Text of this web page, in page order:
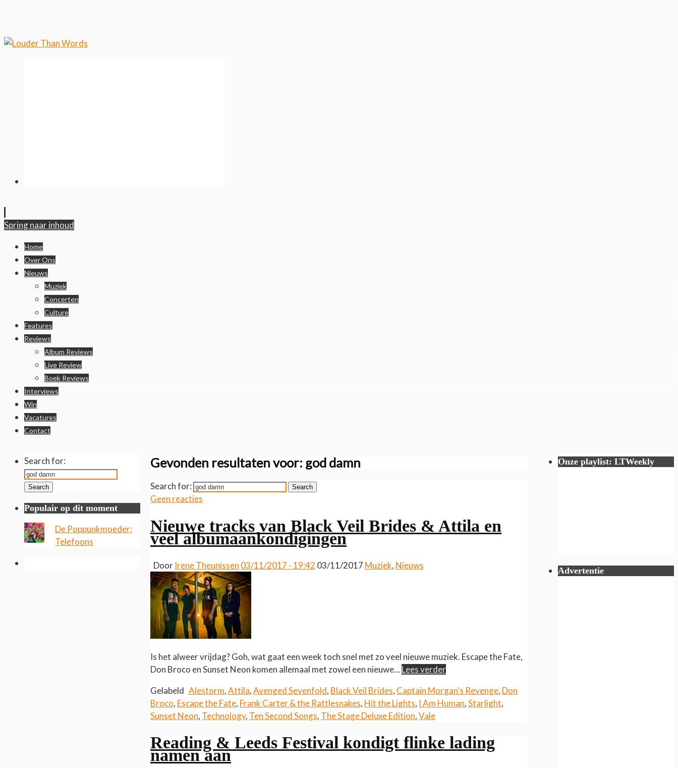
Spring naar inhoud
Home
Over Ons
Nieuws
Muziek
Concerten
Culture
Features
Reviews
Album Reviews
Live Review
Boek Reviews
Interviews
Win
Vacatures
Contact
Gevonden resultaten voor: god damn
Search for: Search
Geen reacties
Nieuwe tracks van Black Veil Brides & Attila en
veel albumaankondigingen
Door Irene Theunissen 03/11/2017 - 19:42 03/11/2017 Muziek, Nieuws
Is het alweer vrijdag? Goh, wat gaat een week toch snel met zo veel nieuwe muziek. Escape the Fate,
Don Broco en Sunset Neon komen allemaal met zowel een nieuwe…Lees verder
Gelabeld Alestorm,Attila,Avenged Sevenfold, Black Veil Brides, Captain Morgan's Revenge, Don
Broco, Escape the Fate, Frank Carter & the Rattlesnakes, Hit the Lights, I Am Human,Starlight,
Sunset Neon, Technology, Ten Second Songs, The Stage Deluxe Edition,Vale
Reading & Leeds Festival kondigt flinke lading
namen aan
Search for:
Search
Populair op dit moment
De Poppunkmoeder:
Telefoons
Onze playlist: LTWeekly
Advertentie